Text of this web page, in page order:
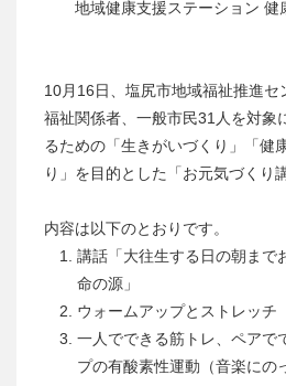
地域健康支援ステーション
10月16日、塩尻市地域福祉推進セ
福祉関係者、一般市民31人を対象
るための「生きがいづくり」「健
り」を目的とした「お元気づくり
内容は以下のとおりです。
講話「大往生する日の朝まで
命の源」
ウォームアップとストレッチ
一人でできる筋トレ、ペアで
プの有酸素性運動（音楽にの